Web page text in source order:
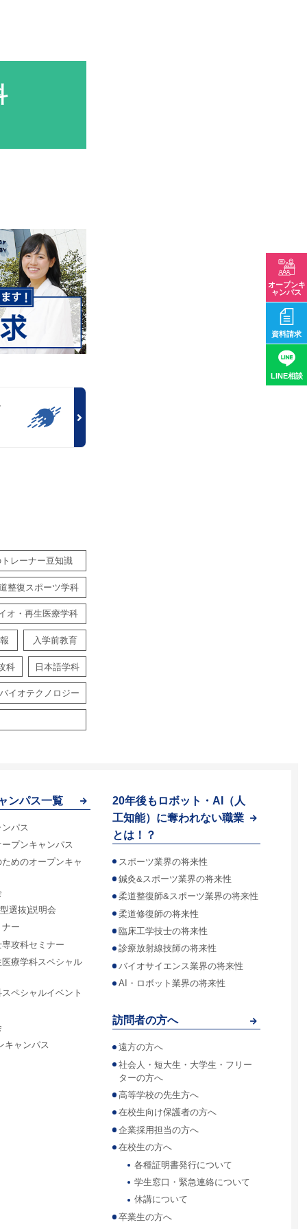
レーナー豆知識
整復スポーツ学科
オ・再生医療学科
入学前教育
科 日本語学科
バイオテクノロジー
ンパス一覧
パス
プンキャンパス
めのオープンキャ
選抜)説明会
ナー
攻科セミナー
療学科スペシャル
ペシャルイベント
キャンパス
20年後もロボット・AI（人
工知能）に奪われない職業
とは！？
スポーツ業界の将来性
鍼灸&スポーツ業界の将来性
柔道整復師&スポーツ業界の将来性
柔道修復師の将来性
臨床工学技士の将来性
診療放射線技師の将来性
バイオサイエンス業界の将来性
AI・ロボット業界の将来性
訪問者の方へ
遠方の方へ
社会人・短大生・大学生・フリー
ターの方へ
高等学校の先生方へ
在校生向け保護者の方へ
企業採用担当の方へ
在校生の方へ
各種証明書発行について
学生窓口・緊急連絡について
休講について
卒業生の方へ
オープンキ
ャンパス
資料請求
LINE相談